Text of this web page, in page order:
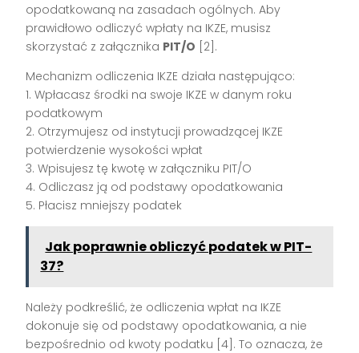
opodatkowaną na zasadach ogólnych. Aby
prawidłowo odliczyć wpłaty na IKZE, musisz
skorzystać z załącznika PIT/O [2].
Mechanizm odliczenia IKZE działa następująco:
1. Wpłacasz środki na swoje IKZE w danym roku
podatkowym
2. Otrzymujesz od instytucji prowadzącej IKZE
potwierdzenie wysokości wpłat
3. Wpisujesz tę kwotę w załączniku PIT/O
4. Odliczasz ją od podstawy opodatkowania
5. Płacisz mniejszy podatek
Jak poprawnie obliczyć podatek w PIT-
37?
Należy podkreślić, że odliczenia wpłat na IKZE
dokonuje się od podstawy opodatkowania, a nie
bezpośrednio od kwoty podatku [4]. To oznacza, że